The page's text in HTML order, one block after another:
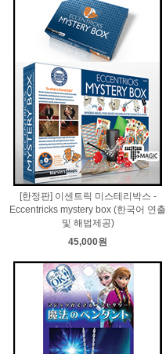
[한정판] 이센트릭 미스테리박스 -
Eccentricks mystery box (한국어 연출
및 해법제공)
45,000원